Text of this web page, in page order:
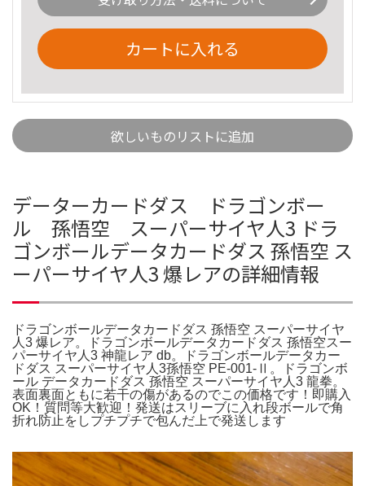
カートに入れる
欲しいものリストに追加
データーカードダス ドラゴンボー
ル 孫悟空 スーパーサイヤ人3 ドラ
ゴンボールデータカードダス 孫悟空 ス
ーパーサイヤ人3 爆レアの詳細情報
ドラゴンボールデータカードダス 孫悟空 スーパーサイヤ
人3 爆レア。ドラゴンボールデータカードダス 孫悟空スー
パーサイヤ人3 神龍レア db。ドラゴンボールデータカー
ドダス スーパーサイヤ人3孫悟空 PE-001-Ⅱ。ドラゴンボ
ール データカードダス 孫悟空 スーパーサイヤ人3 龍拳。
表面裏面ともに若干の傷があるのでこの価格です！即購入
OK！質問等大歓迎！発送はスリーブに入れ段ボールで角
折れ防止をしプチプチで包んだ上で発送します